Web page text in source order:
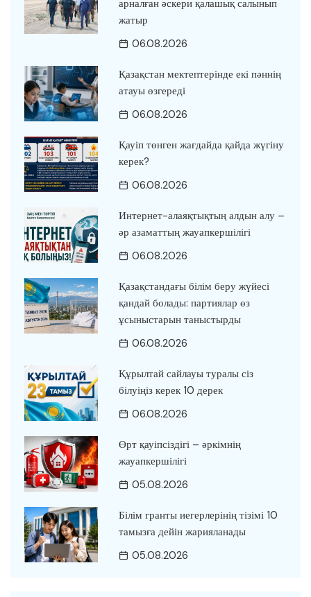
арналған әскери қалашық салынып
жатыр
06.08.2026
Қазақстан мектептерінде екі пәннің
атауы өзгереді
06.08.2026
Қауіп төнген жағдайда қайда жүгіну
керек?
06.08.2026
Интернет-алаяқтықтың алдын алу –
әр азаматтың жауапкершілігі
06.08.2026
Қазақстандағы білім беру жүйесі
қандай болады: партиялар өз
ұсыныстарын таныстырды
06.08.2026
Құрылтай сайлауы туралы сіз
білуіңіз керек 10 дерек
06.08.2026
Өрт қауіпсіздігі – әркімнің
жауапкершілігі
05.08.2026
Білім гранты иегерлерінің тізімі 10
тамызға дейін жарияланады
05.08.2026